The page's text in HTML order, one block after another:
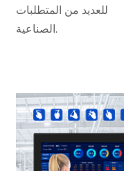
للعديد من المتطلبات
الصناعية.